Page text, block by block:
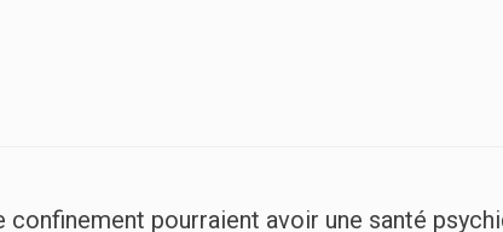
confinement pourraient avoir une santé